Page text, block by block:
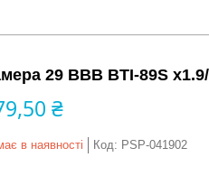
29 ВВВ BTI-89S
₴
в наявності Код: PSP-041902